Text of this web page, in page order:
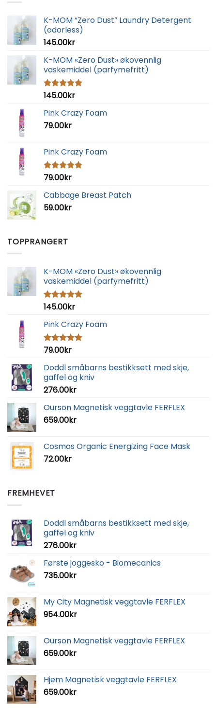
K-MOM “Zero Dust” Laundry Detergent
(odorless)
145.00kr
K-MOM «Zero Dust» økovennlig
vaskemiddel (parfymefritt)
Vurdert
145.00kr
Pink Crazy Foam
79.00kr
Pink Crazy Foam
Vurdert
79.00kr
Cabbage Breast Patch
59.00kr
TOPPRANGERT
K-MOM «Zero Dust» økovennlig
vaskemiddel (parfymefritt)
Vurdert
145.00kr
Pink Crazy Foam
Vurdert
79.00kr
Doddl småbarns bestikksett med skje,
gaffel og kniv
276.00kr
Ourson Magnetisk veggtavle FERFLEX
659.00kr
Cosmos Organic Energizing Face Mask
72.00kr
FREMHEVET
Doddl småbarns bestikksett med skje,
gaffel og kniv
276.00kr
Første joggesko - Biomecanics
735.00kr
My City Magnetisk veggtavle FERFLEX
954.00kr
Ourson Magnetisk veggtavle FERFLEX
659.00kr
Hjem Magnetisk veggtavle FERFLEX
659.00kr